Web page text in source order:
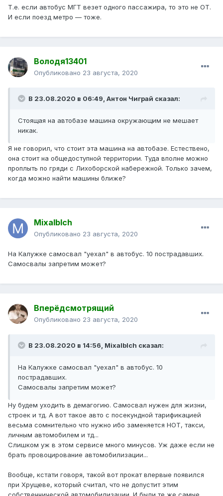
Т.е. если автобус МГТ везет одного пассажира, то это не ОТ.
И если поезд метро — тоже.
Володя13401
Опубликовано 23 августа, 2020
В 23.08.2020 в 06:49, Антон Чиграй сказал:
Стоящая на автобазе машина окружающим не мешает
никак.
Я не говорил, что стоит эта машина на автобазе. Естествено,
она стоит на общедоступной территории. Туда вполне можно
проплыть по гряди с Лихоборской набережной. Только зачем,
когда можно найти машины ближе?
Mixalblch
Опубликовано 23 августа, 2020
На Калужке самосвал "уехал" в автобус. 10 пострадавших.
Самосвалы запретим может?
Вперёдсмотрящий
Опубликовано 23 августа, 2020
В 23.08.2020 в 14:56, Mixalblch сказал:
На Калужке самосвал "уехал" в автобус. 10
пострадавших.
Самосвалы запретим может?
Ну будем уходить в демагогию. Самосвал нужен для жизни,
строек и тд. А вот такое авто с посекундной тарификацией
весьма сомнительно что нужно ибо заменяется НОТ, такси,
личным автомобилем и тд...
Слишком уж в этом сервисе много минусов. Уж даже если не
брать провоцирование автомобилизации...
Вообще, кстати говоря, такой вот прокат впервые появился
при Хрущеве, который считал, что не допустит этим